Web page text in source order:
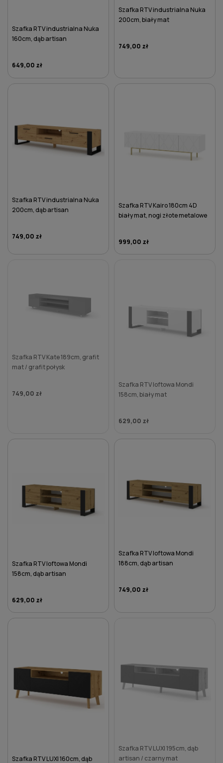
Szafka RTV industrialna Nuka
160cm, dąb artisan
649,00 zł
Szafka RTV industrialna Nuka
200cm, biały mat
749,00 zł
Szafka RTV industrialna Nuka
200cm, dąb artisan
749,00 zł
Szafka RTV Kairo 180cm 4D
biały mat, nogi złote metalowe
999,00 zł
Szafka RTV Kate 189cm, grafit
mat / grafit połysk
749,00 zł
Szafka RTV loftowa Mondi
158cm, biały mat
629,00 zł
Szafka RTV loftowa Mondi
158cm, dąb artisan
629,00 zł
Szafka RTV loftowa Mondi
188cm, dąb artisan
749,00 zł
Szafka RTV LUXI 160cm, dąb
Szafka RTV LUXI 195cm, dąb
artisan / czarny mat